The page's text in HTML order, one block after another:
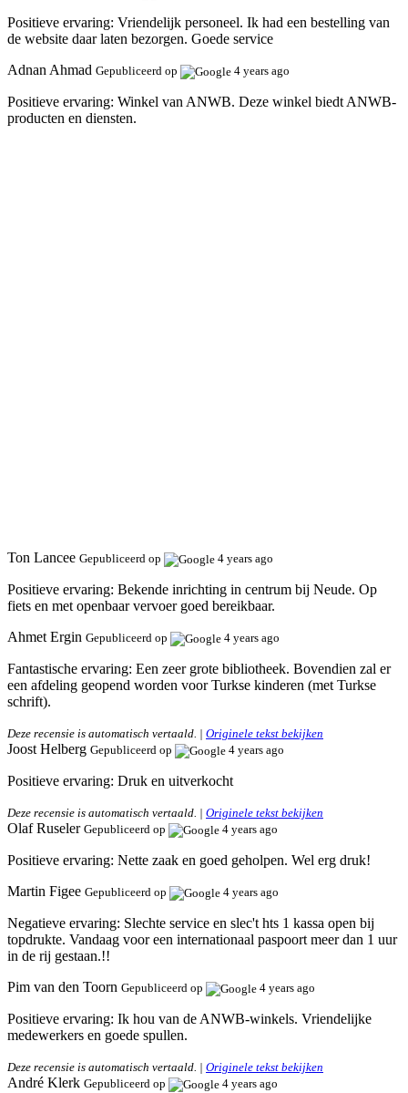
Positieve ervaring: Vriendelijk personeel. Ik had een bestelling van
de website daar laten bezorgen. Goede service
Adnan Ahmad Gepubliceerd op 4 years ago
Positieve ervaring: Winkel van ANWB. Deze winkel biedt ANWB-
producten en diensten.
Ton Lancee Gepubliceerd op 4 years ago
Positieve ervaring: Bekende inrichting in centrum bij Neude. Op
fiets en met openbaar vervoer goed bereikbaar.
Ahmet Ergin Gepubliceerd op 4 years ago
Fantastische ervaring: Een zeer grote bibliotheek. Bovendien zal er
een afdeling geopend worden voor Turkse kinderen (met Turkse
schrift).
Deze recensie is automatisch vertaald. | Originele tekst bekijken
Joost Helberg Gepubliceerd op 4 years ago
Positieve ervaring: Druk en uitverkocht
Deze recensie is automatisch vertaald. | Originele tekst bekijken
Olaf Ruseler Gepubliceerd op 4 years ago
Positieve ervaring: Nette zaak en goed geholpen. Wel erg druk!
Martin Figee Gepubliceerd op 4 years ago
Negatieve ervaring: Slechte service en slec't hts 1 kassa open bij
topdrukte. Vandaag voor een internationaal paspoort meer dan 1 uur
in de rij gestaan.!!
Pim van den Toorn Gepubliceerd op 4 years ago
Positieve ervaring: Ik hou van de ANWB-winkels. Vriendelijke
medewerkers en goede spullen.
Deze recensie is automatisch vertaald. | Originele tekst bekijken
André Klerk Gepubliceerd op 4 years ago